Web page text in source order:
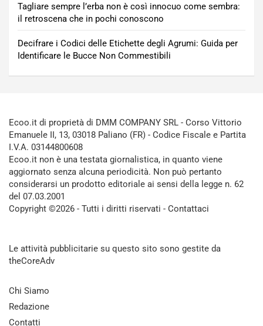
Tagliare sempre l’erba non è così innocuo come sembra:
il retroscena che in pochi conoscono
Decifrare i Codici delle Etichette degli Agrumi: Guida per
Identificare le Bucce Non Commestibili
Ecoo.it di proprietà di DMM COMPANY SRL - Corso Vittorio
Emanuele II, 13, 03018 Paliano (FR) - Codice Fiscale e Partita
I.V.A. 03144800608
Ecoo.it non è una testata giornalistica, in quanto viene
aggiornato senza alcuna periodicità. Non può pertanto
considerarsi un prodotto editoriale ai sensi della legge n. 62
del 07.03.2001
Copyright ©2026 - Tutti i diritti riservati - Contattaci
Le attività pubblicitarie su questo sito sono gestite da
theCoreAdv
Chi Siamo
Redazione
Contatti